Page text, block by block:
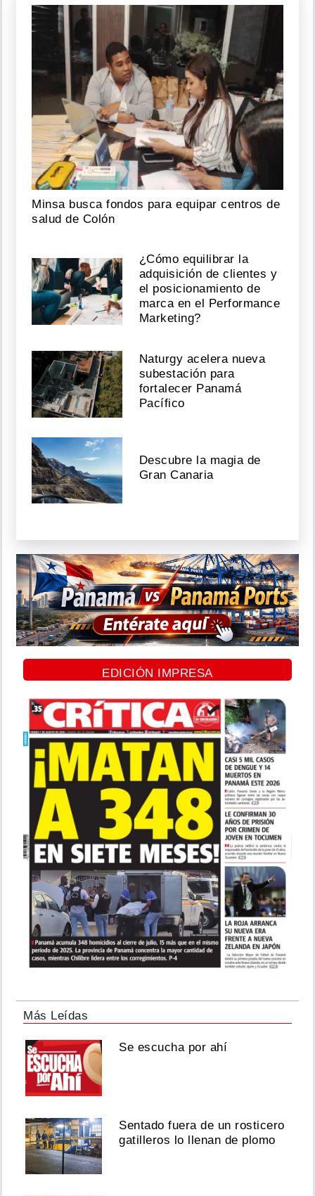
Minsa busca fondos para equipar centros de
salud de Colón
¿Cómo equilibrar la
adquisición de clientes y
el posicionamiento de
marca en el Performance
Marketing?
Naturgy acelera nueva
subestación para
fortalecer Panamá
Pacífico
Descubre la magia de
Gran Canaria
EDICIÓN IMPRESA
Más Leídas
Se escucha por ahí
Sentado fuera de un rosticero
gatilleros lo llenan de plomo